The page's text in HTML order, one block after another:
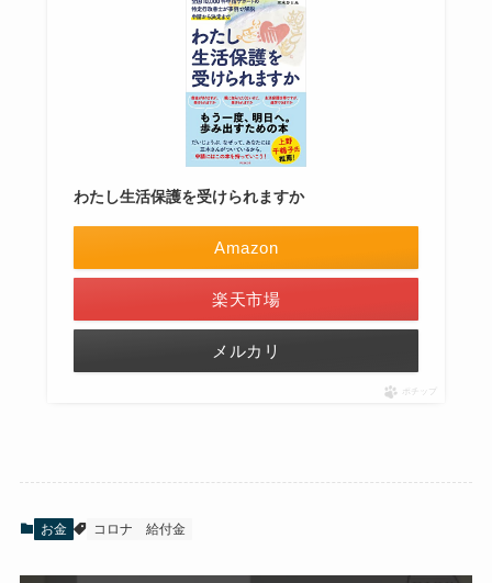
わたし生活保護を受けられますか
Amazon
楽天市場
メルカリ
ポチップ
お金 コロナ 給付金